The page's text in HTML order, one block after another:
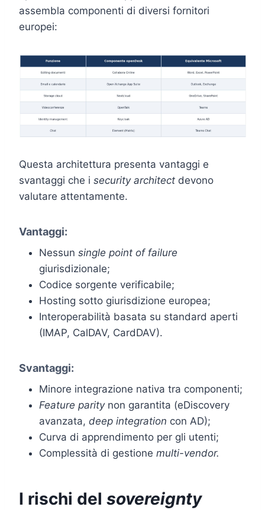
assembla componenti di diversi fornitori
europei:
Questa architettura presenta vantaggi e
svantaggi che i security architect devono
valutare attentamente.
Vantaggi:
Nessun single point of failure
giurisdizionale;
Codice sorgente verificabile;
Hosting sotto giurisdizione europea;
Interoperabilità basata su standard aperti
(IMAP, CalDAV, CardDAV).
Svantaggi:
Minore integrazione nativa tra componenti;
Feature paritynon garantita (eDiscovery
avanzata, deep integration con AD);
Curva di apprendimento per gli utenti;
Complessità di gestione multi-vendor.
I rischi del sovereignty